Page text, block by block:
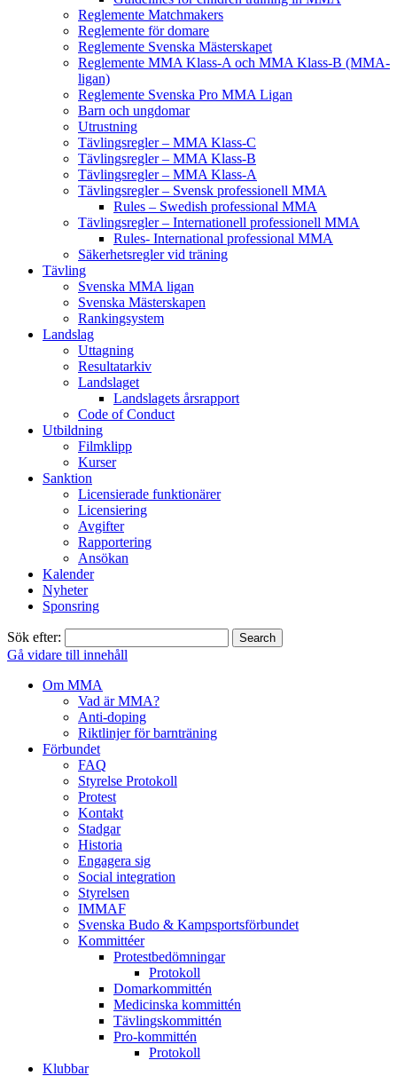
Reglemente Matchmakers
Reglemente för domare
Reglemente Svenska Mästerskapet
Reglemente MMA Klass-A och MMA Klass-B (MMA-
ligan)
Reglemente Svenska Pro MMA Ligan
Barn och ungdomar
Utrustning
Tävlingsregler – MMA Klass-C
Tävlingsregler – MMA Klass-B
Tävlingsregler – MMA Klass-A
Tävlingsregler – Svensk professionell MMA
Rules – Swedish professional MMA
Tävlingsregler – Internationell professionell MMA
Rules- International professional MMA
Säkerhetsregler vid träning
Tävling
Svenska MMA ligan
Svenska Mästerskapen
Rankingsystem
Landslag
Uttagning
Resultatarkiv
Landslaget
Landslagets årsrapport
Code of Conduct
Utbildning
Filmklipp
Kurser
Sanktion
Licensierade funktionärer
Licensiering
Avgifter
Rapportering
Ansökan
Kalender
Nyheter
Sponsring
Sök efter:
Gå vidare till innehåll
Om MMA
Vad är MMA?
Anti-doping
Riktlinjer för barnträning
Förbundet
FAQ
Styrelse Protokoll
Protest
Kontakt
Stadgar
Historia
Engagera sig
Social integration
Styrelsen
IMMAF
Svenska Budo & Kampsportsförbundet
Kommittéer
Protestbedömningar
Protokoll
Domarkommittén
Medicinska kommittén
Tävlingskommittén
Pro-kommittén
Protokoll
Klubbar